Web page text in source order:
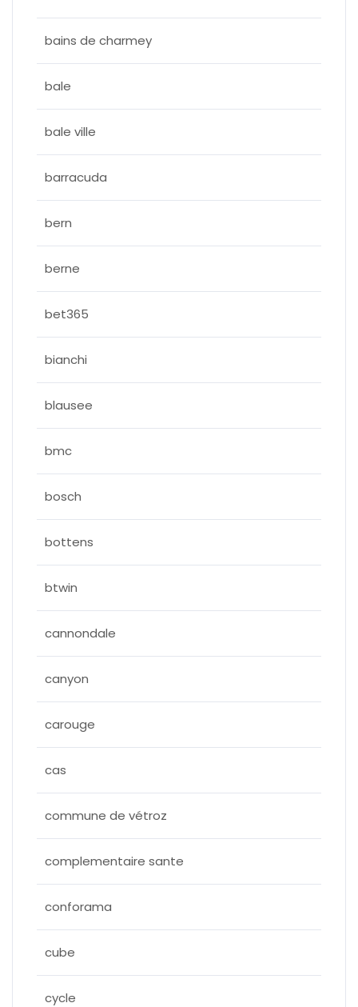
bains de charmey
bale
bale ville
barracuda
bern
berne
bet365
bianchi
blausee
bmc
bosch
bottens
btwin
cannondale
canyon
carouge
cas
commune de vétroz
complementaire sante
conforama
cube
cycle